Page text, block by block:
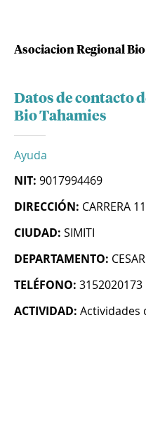
Asociacion Regional
Datos de contacto
Bio Tahamies
Ayuda
NIT: 9017994469
DIRECCIÓN: CARRERA
CIUDAD: SIMITI
DEPARTAMENTO: CESAR
TELÉFONO: 3152020173
ACTIVIDAD: Actividades